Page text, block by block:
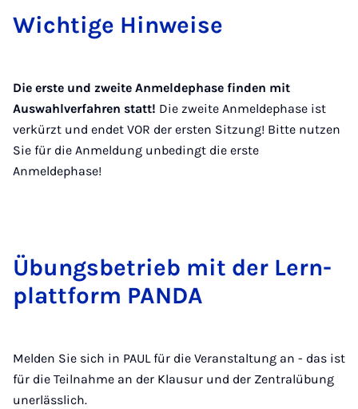
Wich­ti­ge Hin­wei­se
Die erste und zweite Anmeldephase finden mit
Auswahlverfahren statt! Die zweite Anmeldephase ist
verkürzt und endet VOR der ersten Sitzung! Bitte nutzen
Sie für die Anmeldung unbedingt die erste
Anmeldephase!
Übungs­be­trieb mit der Lern­
platt­form PAN­DA
Melden Sie sich in PAUL für die Veranstaltung an - das ist
für die Teilnahme an der Klausur und der Zentralübung
unerlässlich.